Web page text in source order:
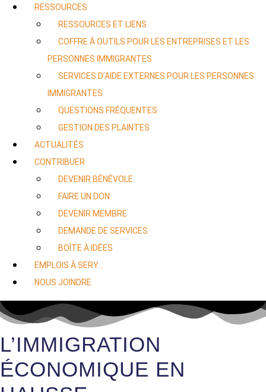
RESSOURCES
RESSOURCES ET LIENS
COFFRE À OUTILS POUR LES ENTREPRISES ET LES
PERSONNES IMMIGRANTES
SERVICES D’AIDE EXTERNES POUR LES PERSONNES
IMMIGRANTES
QUESTIONS FRÉQUENTES
GESTION DES PLAINTES
ACTUALITÉS
CONTRIBUER
DEVENIR BÉNÉVOLE
FAIRE UN DON
DEVENIR MEMBRE
DEMANDE DE SERVICES
BOÎTE À IDÉES
EMPLOIS À SERY…
NOUS JOINDRE
L’IMMIGRATION
ÉCONOMIQUE EN